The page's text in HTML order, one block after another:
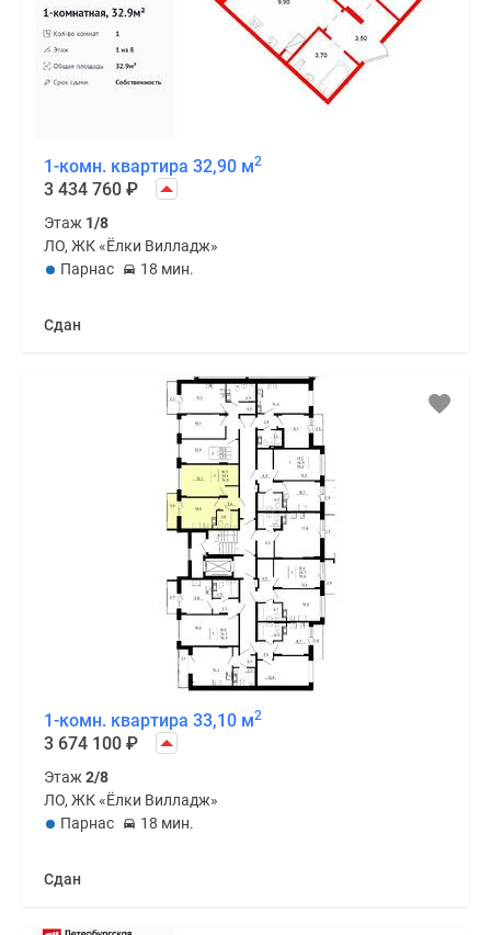
1-комн. квартира 32,90 м2
3 434 760 ₽
Этаж 1/8
ЛО, ЖК «Ёлки Вилладж»
Парнас
18 мин.
Сдан
1-комн. квартира 33,10 м2
3 674 100 ₽
Этаж 2/8
ЛО, ЖК «Ёлки Вилладж»
Парнас
18 мин.
Сдан